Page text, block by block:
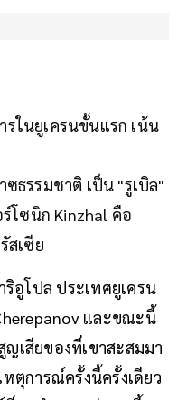
ในยูเครนขั้นแรก เน้น
ซธรรมชาติ เป็น "รูเบิล"
โซนิก Kinzhal คือ
สเซีย
อูโปล ประเทศยูเครน
และขณะนี้
เสียของที่เขาสะสมมา
ตุการณ์ครั้งนี้ครั้งเดียว